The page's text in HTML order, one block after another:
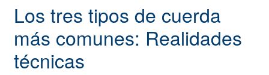
Los tres tipos de cuerda
más comunes: Realidades
técnicas